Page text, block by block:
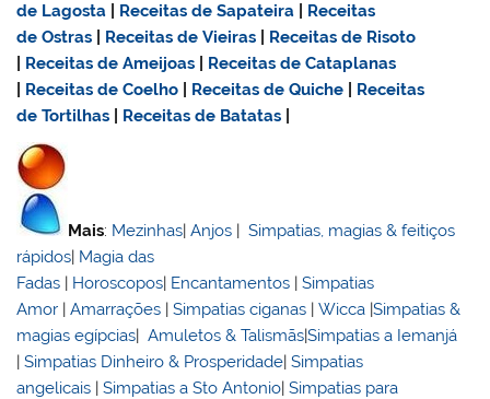
de Lagosta
Receitas de Sapateira
Receitas
de Ostras
Receitas de Vieiras
Receitas de Risoto
Receitas de Ameijoas
Receitas de Cataplanas
Receitas de Coelho Receitas de Quiche
Receitas
de Tortilhas
Receitas de Batatas
Mais: Mezinhas|Anjos |Simpatias, magias & feitiços
rápidos| Magia das
Fadas | Horoscopos| Encantamentos |Simpatias
Amor |Amarrações |Simpatias ciganas |Wicca |Simpatias &
magias egípcias|Amuletos & Talismãs|Simpatias a Iemanjá
|Simpatias Dinheiro & Prosperidade|Simpatias
angelicais |Simpatias a Sto Antonio|Simpatias para